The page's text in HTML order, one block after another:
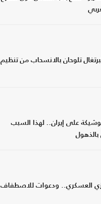
تلوحان بالانسحاب من تنظيم
على إيران.. لهذا السبب
بالذهول
العسكري.. ودعوات للاصطفاف